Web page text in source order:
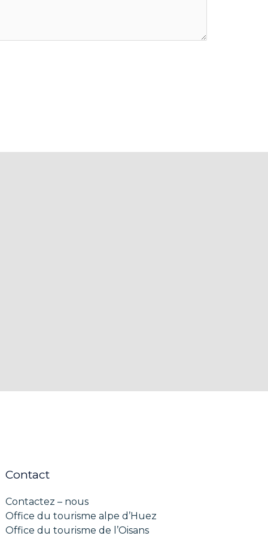
Contact
Contactez – nous
Office du tourisme alpe d’Huez
Office du tourisme de l’Oisans